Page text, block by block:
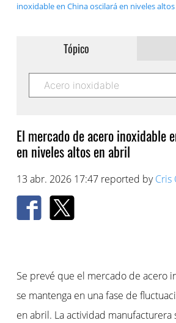
inoxidable en China oscilará en niveles
Tópico
El mercado de acero inoxidable
en niveles altos en abril
13 abr. 2026 17:47 reported byCris
Se prevé que el mercado de acero
se mantenga en una fase de
en abril. La actividad